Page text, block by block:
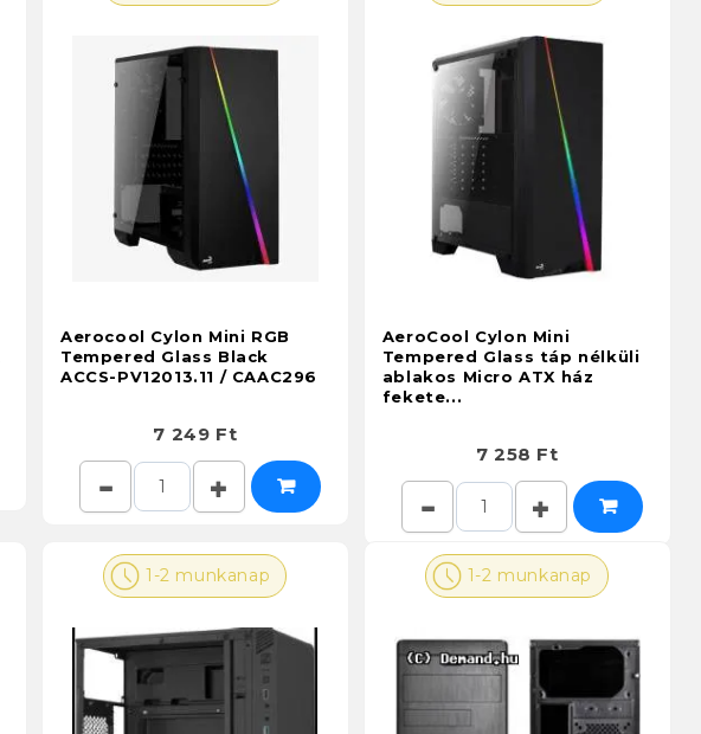
Aerocool Cylon Mini RGB
Tempered Glass Black
ACCS-PV12013.11 / CAAC296
7 249 Ft
AeroCool Cylon Mini
Tempered Glass táp nélküli
ablakos Micro ATX ház
fekete...
7 258 Ft
1-2 munkanap 1-2 munkanap